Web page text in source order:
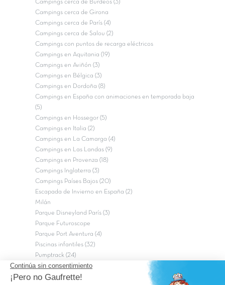
Campings cerca de Burdeos (3)
Campings cerca de Girona
Campings cerca de París (4)
Campings cerca de Salou (2)
Campings con puntos de recarga eléctricos
Campings en Aquitania (19)
Campings en Aviñón (3)
Campings en Bélgica (3)
Campings en Dordoña (8)
Campings en España con animaciones en temporada baja
(5)
Campings en Hossegor (5)
Campings en Italia (2)
Campings en La Camarga (4)
Campings en Las Landas (9)
Campings en Provenza (18)
Campings Inglaterra (3)
Campings Países Bajos (20)
Escapada de Invierno en España (2)
Milán
Parque Disneyland París (3)
Parque Futuroscope
Parque Port Aventura (4)
Piscinas infantiles (32)
Pumptrack (24)
Puy du Fou (2)
Roma